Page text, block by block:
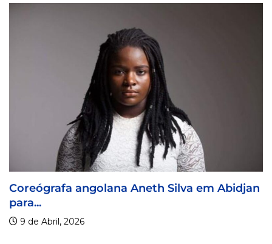
angolana Aneth Silva em Abidjan
Abril, 2026